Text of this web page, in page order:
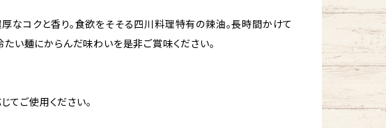
なコクと香り。食欲をそそる四川料理特有の辣油。長時間かけて
い麺にからんだ味わいを是非ご賞味ください。
てご使用ください。